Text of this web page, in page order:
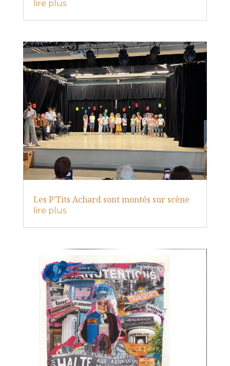
lire plus
Les P’Tits Achard sont montés sur scène
lire plus